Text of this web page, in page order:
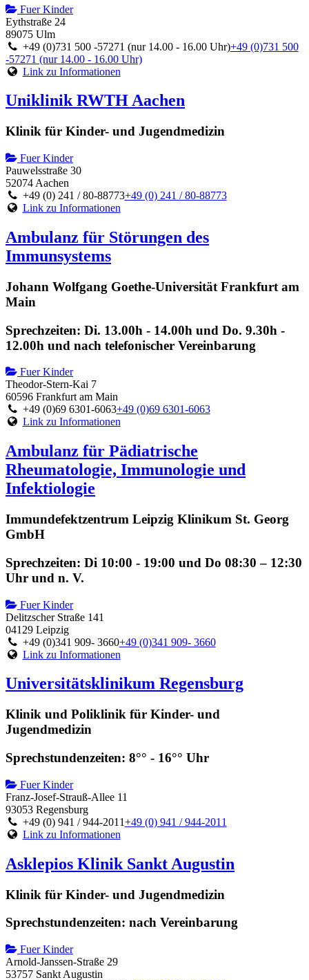
Fuer Kinder
Eythstraße 24
89075 Ulm
+49 (0)731 500 -57271 (nur 14.00 - 16.00 Uhr)+49 (0)731 500
-57271 (nur 14.00 - 16.00 Uhr)
Link zu Informationen
Uniklinik RWTH Aachen
Klinik für Kinder- und Jugendmedizin
Fuer Kinder
Pauwelsstraße 30
52074 Aachen
+49 (0) 241 / 80-88773+49 (0) 241 / 80-88773
Link zu Informationen
Ambulanz für Störungen des
Immunsystems
Johann Wolfgang Goethe-Universität Frankfurt am
Main
Sprechzeiten: Di. 13.00h - 14.00h und Do. 9.30h -
12.00h und nach telefonischer Vereinbarung
Fuer Kinder
Theodor-Stern-Kai 7
60596 Frankfurt am Main
+49 (0)69 6301-6063+49 (0)69 6301-6063
Link zu Informationen
Ambulanz für Pädiatrische
Rheumatologie, Immunologie und
Infektiologie
Immundefektzentrum Leipzig Klinikum St. Georg
GmbH
Sprechzeiten: Di 10:00 - 19:00 und Do 08:30 – 12:30
Uhr und n. V.
Fuer Kinder
Delitzscher Straße 141
04129 Leipzig
+49 (0)341 909- 3660+49 (0)341 909- 3660
Link zu Informationen
Universitätsklinikum Regensburg
Klinik und Poliklinik für Kinder- und
Jugendmedizin
Sprechstundenzeiten: 8°° - 16°° Uhr
Fuer Kinder
Franz-Josef-Strauß-Allee 11
93053 Regensburg
+49 (0) 941 / 944-2011+49 (0) 941 / 944-2011
Link zu Informationen
Asklepios Klinik Sankt Augustin
Klinik für Kinder- und Jugendmedizin
Sprechstundenzeiten: nach Vereinbarung
Fuer Kinder
Arnold-Janssen-Straße 29
53757 Sankt Augustin